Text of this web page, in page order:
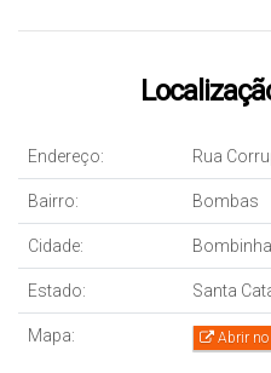
Endereço: Rua
Bairro: Bombas
Cidade:
Estado: Santa
Mapa: Abrir no